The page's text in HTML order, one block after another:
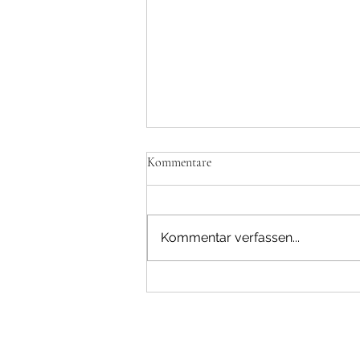
Die Bedeutung der Worte
Kommentare
Kommentar verfassen...